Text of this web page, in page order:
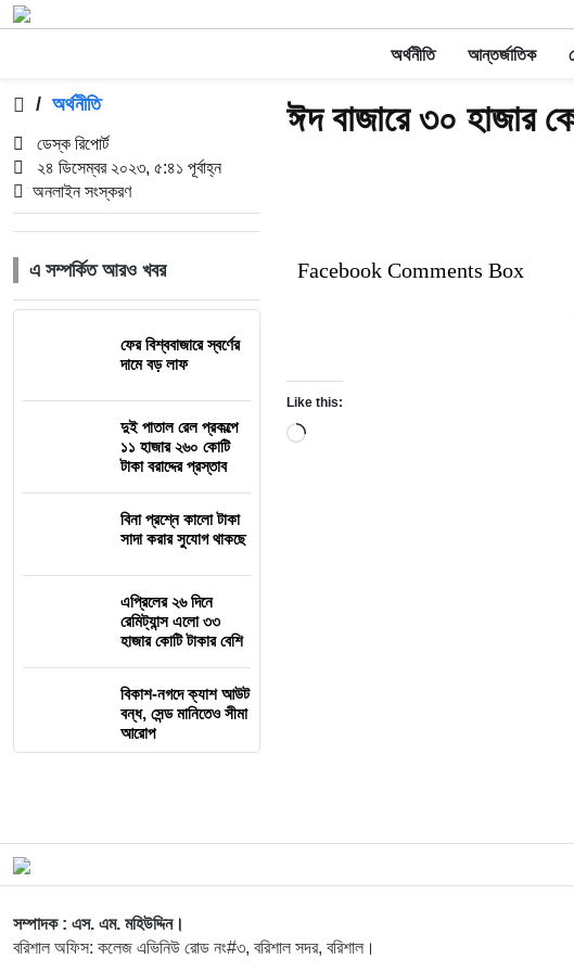
অর্থনীতি আন্তর্জাতিক
/ অর্থনীতি
ডেস্ক রিপোর্ট
২৪ ডিসেম্বর ২০২৩, ৫:৪১ পূর্বাহ্ন
অনলাইন সংস্করণ
এ সম্পর্কিত আরও খবর
ফের বিশ্ববাজারে স্বর্ণের
দামে বড় লাফ
দুই পাতাল রেল প্রকল্পে
১১ হাজার ২৬০ কোটি
টাকা বরাদ্দের প্রস্তাব
বিনা প্রশ্নে কালো টাকা
সাদা করার সুযোগ থাকছে
এপ্রিলের ২৬ দিনে
রেমিট্যান্স এলো ৩৩
হাজার কোটি টাকার বেশি
বিকাশ-নগদে ক্যাশ আউট
বন্ধ, সেন্ড মানিতেও সীমা
আরোপ
ঈদ বাজারে ৩০ হাজার
Facebook Comments Box
Like this:
Loading…
সম্পাদক : এস. এম. মহিউদ্দিন।
বরিশাল অফিস: কলেজ এভিনিউ রোড নং#৩, বরিশাল সদর, বরিশাল।